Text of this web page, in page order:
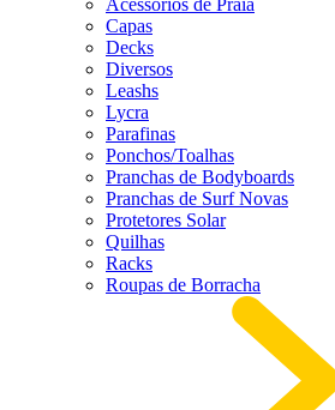
Acessórios de Praia
Capas
Decks
Diversos
Leashs
Lycra
Parafinas
Ponchos/Toalhas
Pranchas de Bodyboards
Pranchas de Surf Novas
Protetores Solar
Quilhas
Racks
Roupas de Borracha